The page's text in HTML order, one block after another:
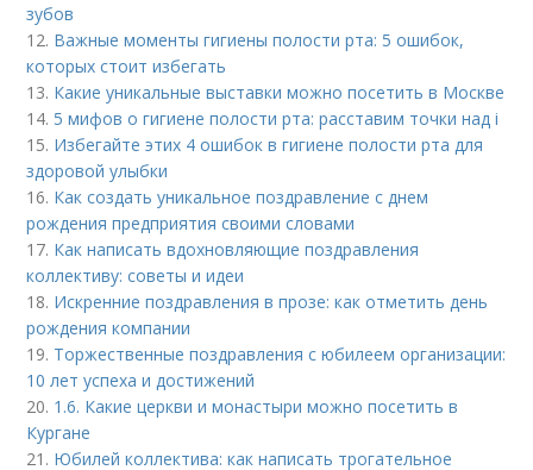
зубов
12. Важные моменты гигиены полости рта: 5 ошибок,
которых стоит избегать
13. Какие уникальные выставки можно посетить в Москве
14. 5 мифов о гигиене полости рта: расставим точки над i
15. Избегайте этих 4 ошибок в гигиене полости рта для
здоровой улыбки
16. Как создать уникальное поздравление с днем
рождения предприятия своими словами
17. Как написать вдохновляющие поздравления
коллективу: советы и идеи
18. Искренние поздравления в прозе: как отметить день
рождения компании
19. Торжественные поздравления с юбилеем организации:
10 лет успеха и достижений
20. 1.6. Какие церкви и монастыри можно посетить в
Кургане
21. Юбилей коллектива: как написать трогательное